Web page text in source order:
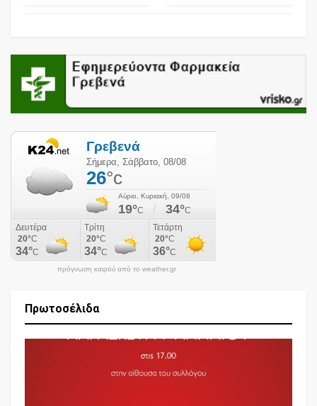
πρόγνωση καιρού από το weather.gr
Πρωτοσέλιδα